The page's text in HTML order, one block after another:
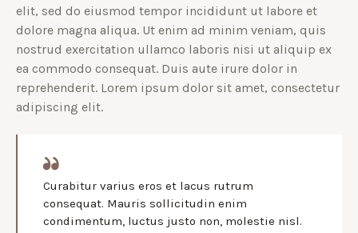
elit, sed do eiusmod tempor incididunt ut labore et
dolore magna aliqua. Ut enim ad minim veniam, quis
nostrud exercitation ullamco laboris nisi ut aliquip ex
ea commodo consequat. Duis aute irure dolor in
reprehenderit. Lorem ipsum dolor sit amet, consectetur
adipiscing elit.
Curabitur varius eros et lacus rutrum
consequat. Mauris sollicitudin enim
condimentum, luctus justo non, molestie nisl.